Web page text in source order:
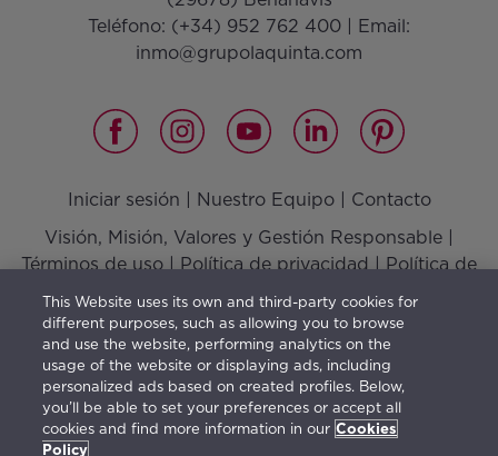
Teléfono: (+34) 952 762 400 | Email:
inmo@grupolaquinta.com
Iniciar sesión Nuestro Equipo| Contacto
Visión, Misión, Valores y Gestión Responsable
Términos de uso|Política de privacidad|Política de
cookies
El mobiliario indica una posible distribución y no está
incluido en la venta. La información facilitada con este
contenido es orientativa y de carácter general estando
This Website uses its own and third-party cookies for
different purposes, such as allowing you to browse
and use the website, performing analytics on the
usage of the website or displaying ads, including
personalized ads based on created profiles. Below,
you’ll be able to set your preferences or accept all
cookies and find more information in our Cookies
Policy